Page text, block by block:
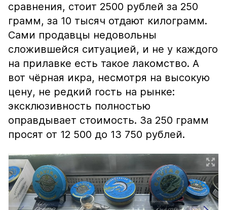
сравнения, стоит 2500 рублей за 250
грамм, за 10 тысяч отдают килограмм.
Сами продавцы недовольны
сложившейся ситуацией, и не у каждого
на прилавке есть такое лакомство. А
вот чёрная икра, несмотря на высокую
цену, не редкий гость на рынке:
эксклюзивность полностью
оправдывает стоимость. За 250 грамм
просят от 12 500 до 13 750 рублей.